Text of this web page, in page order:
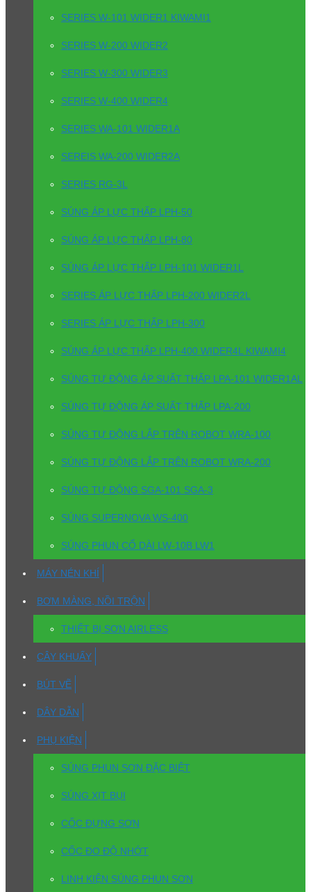
SERIES W-101 WIDER1 KIWAMI1
SERIES W-200 WIDER2
SERIES W-300 WIDER3
SERIES W-400 WIDER4
SERIES WA-101 WIDER1A
SEREIS WA-200 WIDER2A
SERIES RG-3L
SÚNG ÁP LỰC THẤP LPH-50
SÚNG ÁP LỰC THẤP LPH-80
SÚNG ÁP LỰC THẤP LPH-101 WIDER1L
SERIES ÁP LỰC THẤP LPH-200 WIDER2L
SERIES ÁP LỰC THẤP LPH-300
SÚNG ÁP LỰC THẤP LPH-400 WIDER4L KIWAMI4
SÚNG TỰ ĐỘNG ÁP SUẤT THẤP LPA-101 WIDER1AL
SÚNG TỰ ĐỘNG ÁP SUẤT THẤP LPA-200
SÚNG TỰ ĐỘNG LẮP TRÊN ROBOT WRA-100
SÚNG TỰ ĐỘNG LẮP TRÊN ROBOT WRA-200
SÚNG TỰ ĐỘNG SGA-101 SGA-3
SÚNG SUPERNOVA WS-400
SÚNG PHUN CỔ DÀI LW-10B LW1
MÁY NÉN KHÍ
BƠM MÀNG, NỒI TRỘN
THIẾT BỊ SƠN AIRLESS
CÂY KHUẤY
BÚT VẼ
DÂY DẪN
PHỤ KIỆN
SÚNG PHUN SƠN ĐẶC BIỆT
SÚNG XỊT BỤI
CỐC ĐỰNG SƠN
CỐC ĐO ĐỘ NHỚT
LINH KIỆN SÚNG PHUN SƠN